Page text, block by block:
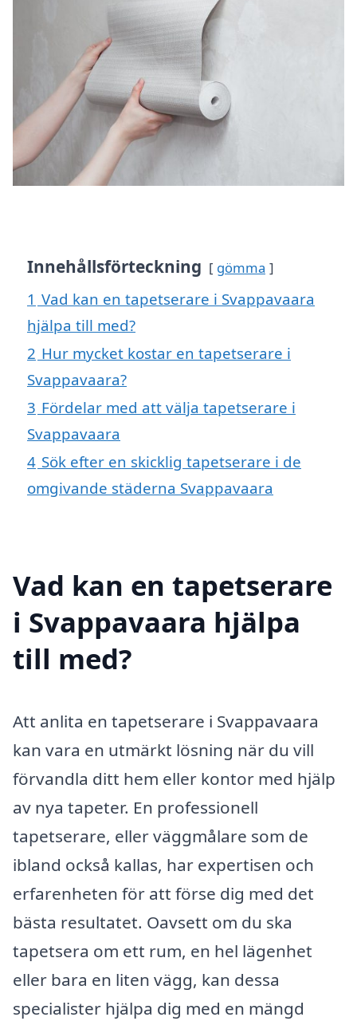
Innehållsförteckning gömma
1 Vad kan en tapetserare i Svappavaara
hjälpa till med?
2 Hur mycket kostar en tapetserare i
Svappavaara?
3 Fördelar med att välja tapetserare i
Svappavaara
4 Sök efter en skicklig tapetserare i de
omgivande städerna Svappavaara
Vad kan en tapetserare
i Svappavaara hjälpa
till med?
Att anlita en tapetserare i Svappavaara
kan vara en utmärkt lösning när du vill
förvandla ditt hem eller kontor med hjälp
av nya tapeter. En professionell
tapetserare, eller väggmålare som de
ibland också kallas, har expertisen och
erfarenheten för att förse dig med det
bästa resultatet. Oavsett om du ska
tapetsera om ett rum, en hel lägenhet
eller bara en liten vägg, kan dessa
specialister hjälpa dig med en mängd